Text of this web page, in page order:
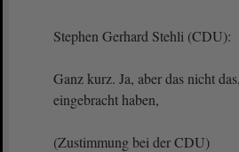
Stephen Gerhard Stehli (CDU):
Ganz kurz. Ja, aber das nicht
eingebracht haben,
(Zustimmung bei der CDU)